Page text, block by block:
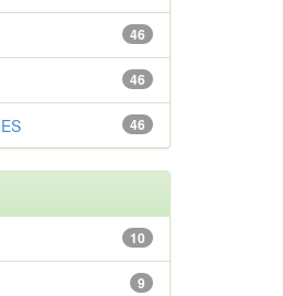
46
46
46
10
9